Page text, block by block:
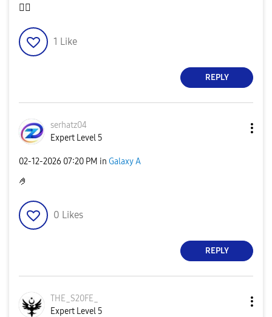
👍🏻
1 Like
REPLY
serhatz04
Expert Level 5
‎02-12-2026 07:20 PM in Galaxy A
🤌
0 Likes
REPLY
THE_S20FE_
Expert Level 5